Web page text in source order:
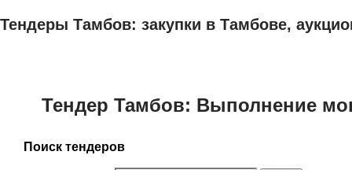
Тендеры Тамбов: закупки в Тамбове,
Тендер Тамбов: Выполнение
Поиск тендеров